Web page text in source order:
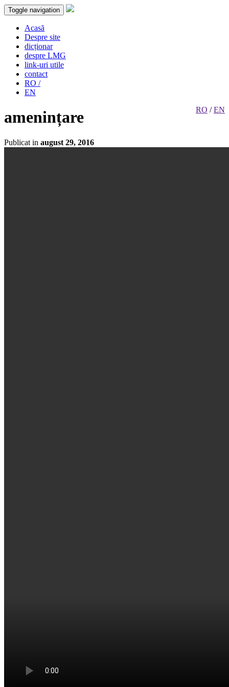
Toggle navigation
Acasă
Despre site
dicționar
despre LMG
link-uri utile
contact
RO /
EN
RO /EN
amenințare
Publicat in august 29, 2016